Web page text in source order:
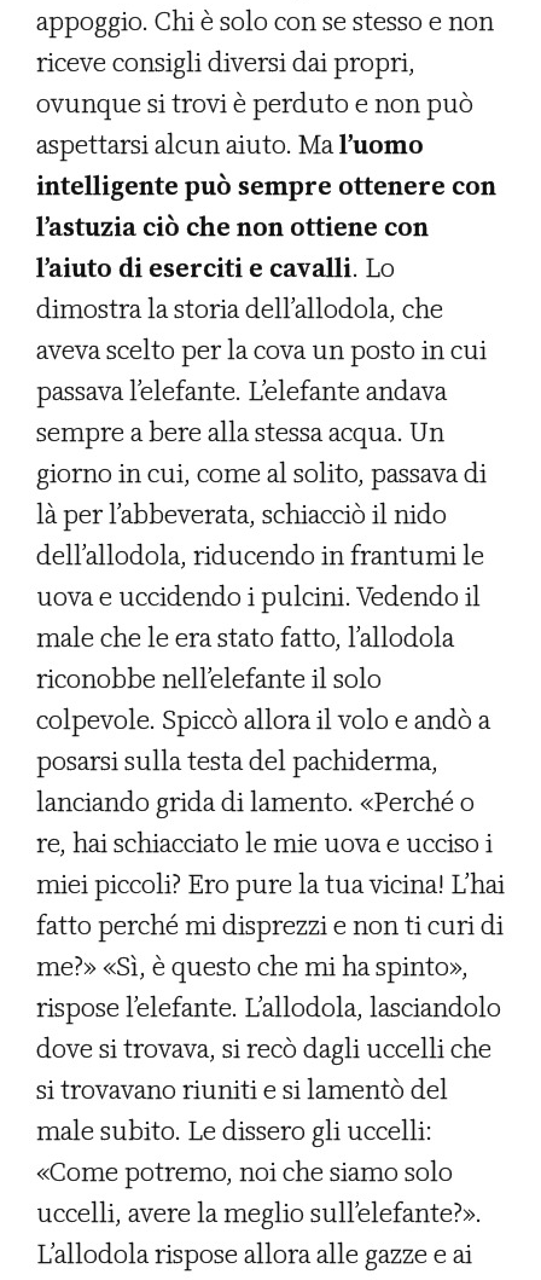
appoggio. Chi è solo con se stesso e non
riceve consigli diversi dai propri,
ovunque si trovi è perduto e non può
aspettarsi alcun aiuto. Mal’uomo
intelligente può sempre ottenere con
l’astuzia ciò che non ottiene con
l’aiuto di eserciti e cavalli. Lo
dimostra la storia dell’allodola, che
aveva scelto per la cova un posto in cui
passava l’elefante. L’elefante andava
sempre a bere alla stessa acqua. Un
giorno in cui, come al solito, passava di
là per l’abbeverata, schiacciò il nido
dell’allodola, riducendo in frantumi le
uova e uccidendo i pulcini. Vedendo il
male che le era stato fatto, l’allodola
riconobbe nell’elefante il solo
colpevole. Spiccò allora il volo e andò a
posarsi sulla testa del pachiderma,
lanciando grida di lamento. «Perché o
re, hai schiacciato le mie uova e ucciso i
miei piccoli? Ero pure la tua vicina! L’hai
fatto perché mi disprezzi e non ti curi di
me?» «Sì, è questo che mi ha spinto»,
rispose l’elefante. L’allodola, lasciandolo
dove si trovava, si recò dagli uccelli che
si trovavano riuniti e si lamentò del
male subito. Le dissero gli uccelli:
«Come potremo, noi che siamo solo
uccelli, avere la meglio sull’elefante?».
L’allodola rispose allora alle gazze e ai